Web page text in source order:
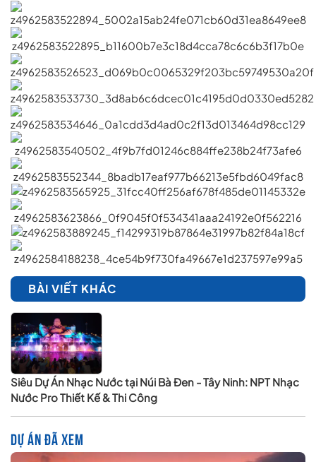
BÀI VIẾT KHÁC
Siêu Dự Án Nhạc Nước tại Núi Bà Đen - Tây Ninh: NPT Nhạc
Nước Pro Thiết Kế & Thi Công
DỰ ÁN ĐÃ XEM